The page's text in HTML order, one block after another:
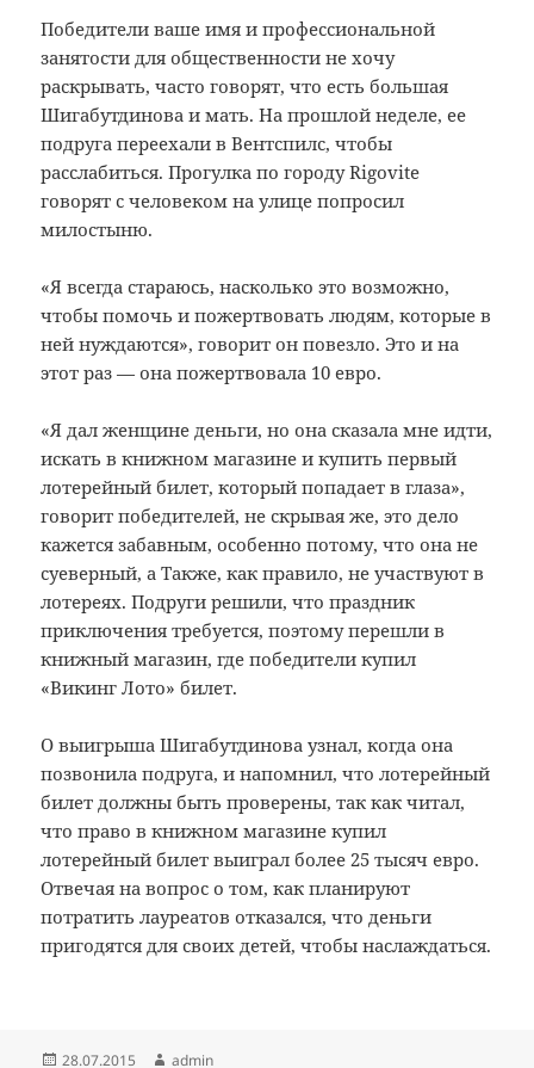
Победители ваше имя и профессиональной
занятости для общественности не хочу
раскрывать, часто говорят, что есть большая
Шигабутдинова и мать.На прошлой неделе, ее
подруга переехали в Вентспилс, чтобы
расслабиться.Прогулка по городу Rigovite
говорят с человеком на улице попросил
милостыню.
«Я всегда стараюсь, насколько это возможно,
чтобы помочь и пожертвовать людям, которые в
ней нуждаются», говорит он повезло.Это и на
этот раз — она ​​пожертвовала 10 евро.
«Я дал женщине деньги, но она сказала мне идти,
искать в книжном магазине и купить первый
лотерейный билет, который попадает в глаза»,
говорит победителей, не скрывая же, это дело
кажется забавным, особенно потому, что она не
суеверный, аТакже, как правило, не участвуют в
лотереях.Подруги решили, что праздник
приключения требуется, поэтому перешли в
книжный магазин, где победители купил
«Викинг Лото» билет.
О выигрыша Шигабутдинова узнал, когда она
позвонила подруга, и напомнил, что лотерейный
билет должны быть проверены, так как читал,
что право в книжном магазине купил
лотерейный билет выиграл более 25 тысяч евро.
Отвечая на вопрос о том, как планируют
потратить лауреатов отказался, что деньги
пригодятся для своих детей, чтобы наслаждаться.
Опубликовано
28.07.2015 Автор
admin